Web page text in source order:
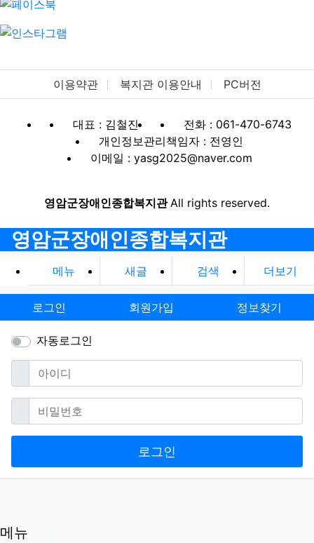
이용약관 복지관 이용안내 PC버전
대표 : 김철진
전화 : 061-470-6743
개인정보관리책임자 : 전영인
이메일 : yasg2025@naver.com
영암군장애인종합복지관All rights reserved.
영암군장애인종합복지관
메뉴 새글 검색 더보기
로그인 회원가입 정보찾기
자동로그인
아이디필수
비밀번호필수
로그인
메뉴